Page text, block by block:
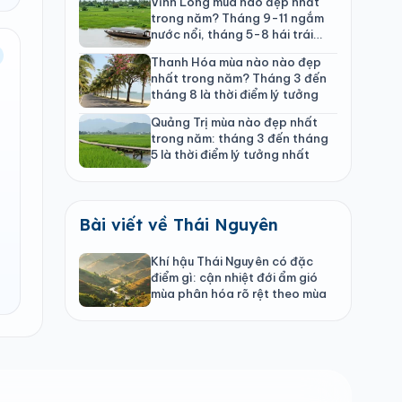
trong năm? Tháng 9-11 ngắm
nước nổi, tháng 5-8 hái trái
Thanh Hóa mùa nào nào đẹp
nhất trong năm? Tháng 3 đến
tháng 8 là thời điểm lý tưởng
Quảng Trị mùa nào đẹp nhất
trong năm: tháng 3 đến tháng
5 là thời điểm lý tưởng nhất
Bài viết về Thái Nguyên
Khí hậu Thái Nguyên có đặc
điểm gì: cận nhiệt đới ẩm gió
mùa phân hóa rõ rệt theo mùa